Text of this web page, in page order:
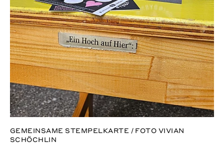
GEMEINSAME STEMPELKARTE / FOTO VIVIAN
SCHÖCHLIN